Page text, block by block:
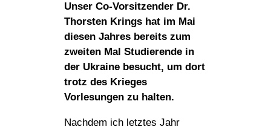
Unser Co-Vorsitzender Dr.
Thorsten Krings hat im Mai
diesen Jahres bereits zum
zweiten Mal Studierende in
der Ukraine besucht, um dort
trotz des Krieges
Vorlesungen zu halten.
Nachdem ich letztes Jahr